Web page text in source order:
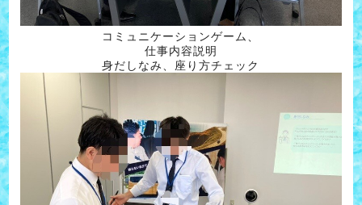
コミュニケーションゲーム、
仕事内容説明
身だしなみ、座り方チェック